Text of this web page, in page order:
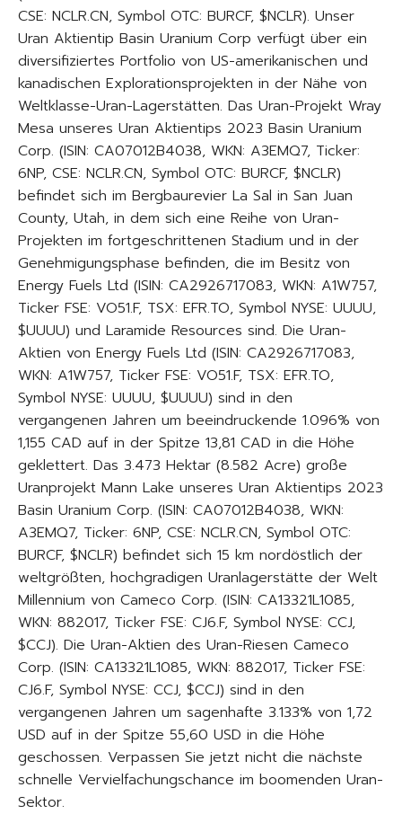
CSE: NCLR.CN, Symbol OTC: BURCF, $NCLR). Unser
Uran Aktientip Basin Uranium Corp verfügt über ein
diversifiziertes Portfolio von US-amerikanischen und
kanadischen Explorationsprojekten in der Nähe von
Weltklasse-Uran-Lagerstätten. Das Uran-Projekt Wray
Mesa unseres Uran Aktientips 2023 Basin Uranium
Corp. (ISIN: CA07012B4038, WKN: A3EMQ7, Ticker:
6NP, CSE: NCLR.CN, Symbol OTC: BURCF, $NCLR)
befindet sich im Bergbaurevier La Sal in San Juan
County, Utah, in dem sich eine Reihe von Uran-
Projekten im fortgeschrittenen Stadium und in der
Genehmigungsphase befinden, die im Besitz von
Energy Fuels Ltd (ISIN: CA2926717083, WKN: A1W757,
Ticker FSE: VO51.F, TSX: EFR.TO, Symbol NYSE: UUUU,
$UUUU) und Laramide Resources sind. Die Uran-
Aktien von Energy Fuels Ltd (ISIN: CA2926717083,
WKN: A1W757, Ticker FSE: VO51.F, TSX: EFR.TO,
Symbol NYSE: UUUU, $UUUU) sind in den
vergangenen Jahren um beeindruckende 1.096% von
1,155 CAD auf in der Spitze 13,81 CAD in die Höhe
geklettert. Das 3.473 Hektar (8.582 Acre) große
Uranprojekt Mann Lake unseres Uran Aktientips 2023
Basin Uranium Corp. (ISIN: CA07012B4038, WKN:
A3EMQ7, Ticker: 6NP, CSE: NCLR.CN, Symbol OTC:
BURCF, $NCLR) befindet sich 15 km nordöstlich der
weltgrößten, hochgradigen Uranlagerstätte der Welt
Millennium von Cameco Corp. (ISIN: CA13321L1085,
WKN: 882017, Ticker FSE: CJ6.F, Symbol NYSE: CCJ,
$CCJ). Die Uran-Aktien des Uran-Riesen Cameco
Corp. (ISIN: CA13321L1085, WKN: 882017, Ticker FSE:
CJ6.F, Symbol NYSE: CCJ, $CCJ) sind in den
vergangenen Jahren um sagenhafte 3.133% von 1,72
USD auf in der Spitze 55,60 USD in die Höhe
geschossen. Verpassen Sie jetzt nicht die nächste
schnelle Vervielfachungschance im boomenden Uran-
Sektor.